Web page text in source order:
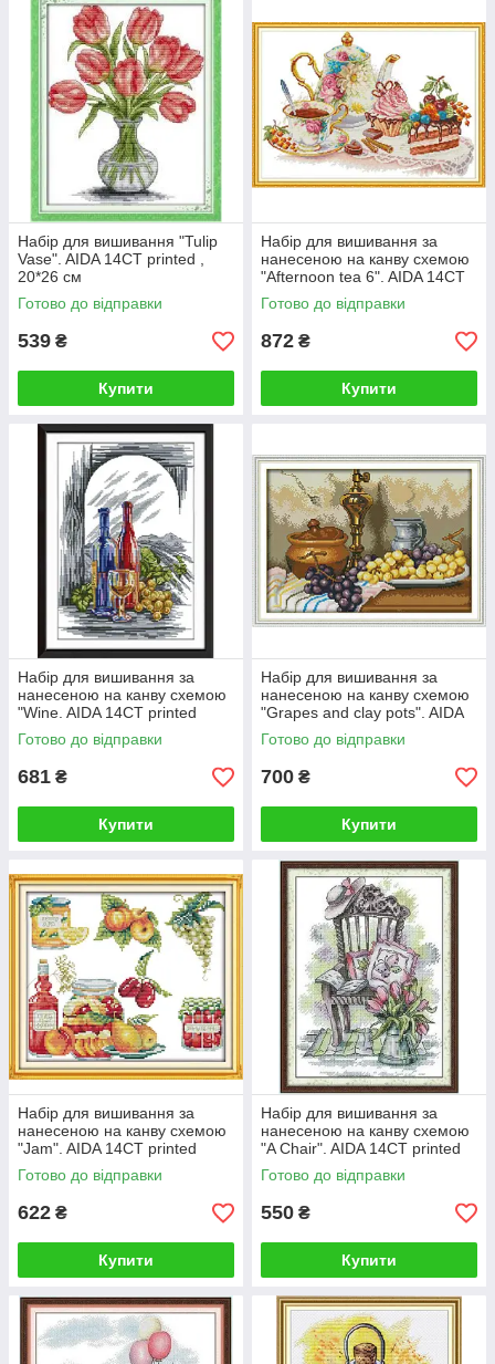
Набір для вишивання "Tulip
Vase". AIDA 14CT printed ,
20*26 см
Готово до відправки
539 ₴
Купити
Набір для вишивання за
нанесеною на канву схемою
"Afternoon tea 6". AIDA 14CT
printed, 48*35 см
Готово до відправки
872 ₴
Купити
Набір для вишивання за
нанесеною на канву схемою
"Wine. AIDA 14CT printed
27*36 см
Готово до відправки
681 ₴
Купити
Набір для вишивання за
нанесеною на канву схемою
"Grapes and clay pots". AIDA
14CT printed 41*31 см
Готово до відправки
700 ₴
Купити
Набір для вишивання за
нанесеною на канву схемою
"Jam". AIDA 14CT printed
31*27 см
Готово до відправки
622 ₴
Купити
Набір для вишивання за
нанесеною на канву схемою
"A Chair". AIDA 14CT printed
21*29 см
Готово до відправки
550 ₴
Купити